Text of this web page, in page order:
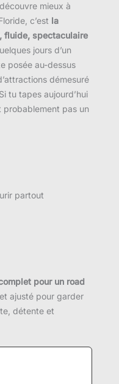
mieux à
c’est la
fluide, spectaculaire
jours d’un
posée au-dessus
démesuré
tu tapes aujourd’hui
probablement pas un
partout
pour un road
et ajusté pour garder
détente et